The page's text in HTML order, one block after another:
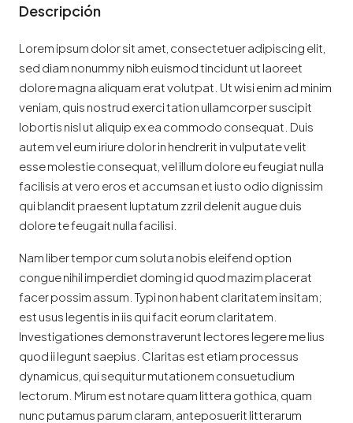
Descripción
Lorem ipsum dolor sit amet, consectetuer adipiscing elit,
sed diam nonummy nibh euismod tincidunt ut laoreet
dolore magna aliquam erat volutpat. Ut wisi enim ad minim
veniam, quis nostrud exerci tation ullamcorper suscipit
lobortis nisl ut aliquip ex ea commodo consequat. Duis
autem vel eum iriure dolor in hendrerit in vulputate velit
esse molestie consequat, vel illum dolore eu feugiat nulla
facilisis at vero eros et accumsan et iusto odio dignissim
qui blandit praesent luptatum zzril delenit augue duis
dolore te feugait nulla facilisi.
Nam liber tempor cum soluta nobis eleifend option
congue nihil imperdiet doming id quod mazim placerat
facer possim assum. Typi non habent claritatem insitam;
est usus legentis in iis qui facit eorum claritatem.
Investigationes demonstraverunt lectores legere me lius
quod ii legunt saepius. Claritas est etiam processus
dynamicus, qui sequitur mutationem consuetudium
lectorum. Mirum est notare quam littera gothica, quam
nunc putamus parum claram, anteposuerit litterarum